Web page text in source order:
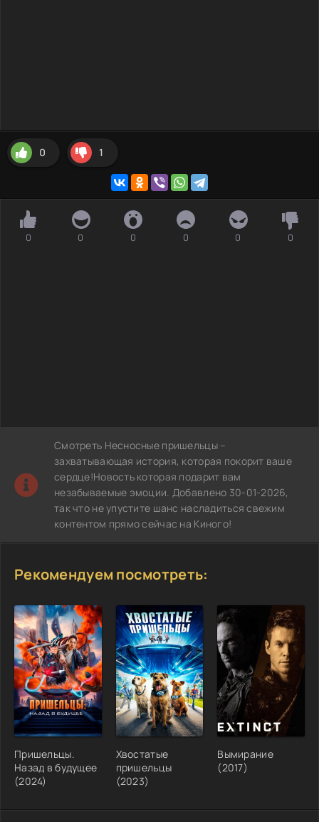
0 1
0 0 0 0 0 0
Смотреть Несносные пришельцы –
захватывающая история, которая покорит ваше
сердце!Новость которая подарит вам
незабываемые эмоции. Добавлено 30-01-2026,
так что не упустите шанс насладиться свежим
контентом прямо сейчас на Киного!
Рекомендуем посмотреть:
Пришельцы.
Назад в будущее
(2024)
Хвостатые
пришельцы
(2023)
Вымирание
(2017)